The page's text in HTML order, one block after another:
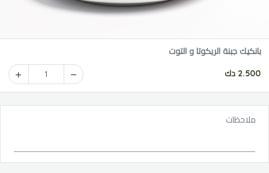
بانكيك جبنة الريكوتا و التوت
2.500 دك 1
ملاحظات